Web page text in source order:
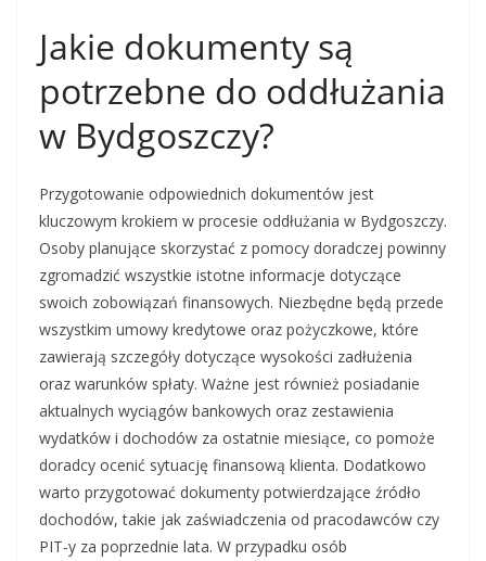
Jakie dokumenty są
potrzebne do oddłużania
w Bydgoszczy?
Przygotowanie odpowiednich dokumentów jest
kluczowym krokiem w procesie oddłużania w Bydgoszczy.
Osoby planujące skorzystać z pomocy doradczej powinny
zgromadzić wszystkie istotne informacje dotyczące
swoich zobowiązań finansowych. Niezbędne będą przede
wszystkim umowy kredytowe oraz pożyczkowe, które
zawierają szczegóły dotyczące wysokości zadłużenia
oraz warunków spłaty. Ważne jest również posiadanie
aktualnych wyciągów bankowych oraz zestawienia
wydatków i dochodów za ostatnie miesiące, co pomoże
doradcy ocenić sytuację finansową klienta. Dodatkowo
warto przygotować dokumenty potwierdzające źródło
dochodów, takie jak zaświadczenia od pracodawców czy
PIT-y za poprzednie lata. W przypadku osób